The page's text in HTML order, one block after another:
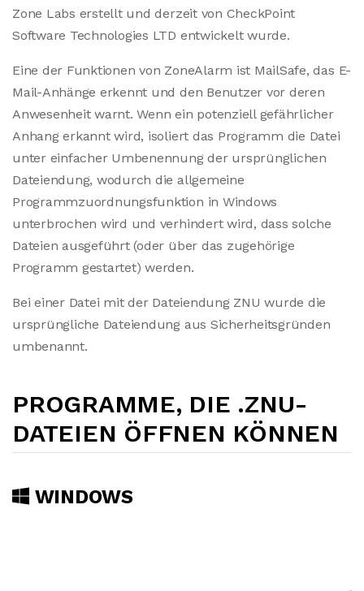
Zone Labs erstellt und derzeit von CheckPoint
Software Technologies LTD entwickelt wurde.
Eine der Funktionen von ZoneAlarm ist MailSafe, das E-
Mail-Anhänge erkennt und den Benutzer vor deren
Anwesenheit warnt. Wenn ein potenziell gefährlicher
Anhang erkannt wird, isoliert das Programm die Datei
unter einfacher Umbenennung der ursprünglichen
Dateiendung, wodurch die allgemeine
Programmzuordnungsfunktion in Windows
unterbrochen wird und verhindert wird, dass solche
Dateien ausgeführt (oder über das zugehörige
Programm gestartet) werden.
Bei einer Datei mit der Dateiendung ZNU wurde die
ursprüngliche Dateiendung aus Sicherheitsgründen
umbenannt.
PROGRAMME, DIE .ZNU-
DATEIEN ÖFFNEN KÖNNEN
WINDOWS